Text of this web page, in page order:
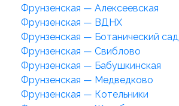
Фрунзенская — Алексеевская
Фрунзенская — ВДНХ
Фрунзенская — Ботанический сад
Фрунзенская — Свиблово
Фрунзенская — Бабушкинская
Фрунзенская — Медведково
Фрунзенская — Котельники